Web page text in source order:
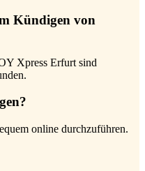
Kündigen von
Xpress Erfurt sind
online durchzuführen.